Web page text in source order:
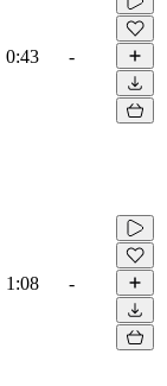
0:43 -
1:08 -